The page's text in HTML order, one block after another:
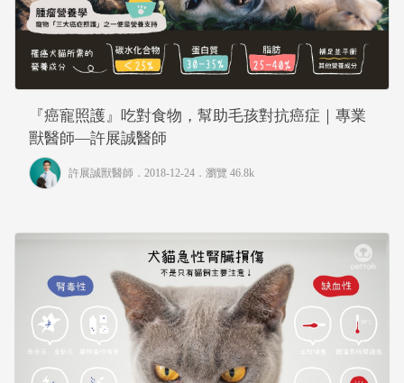
『癌寵照護』吃對食物，幫助毛孩對抗癌症｜專業
獸醫師—許展誠醫師
許展誠獸醫師 ．2018-12-24． 瀏覽 46.8k